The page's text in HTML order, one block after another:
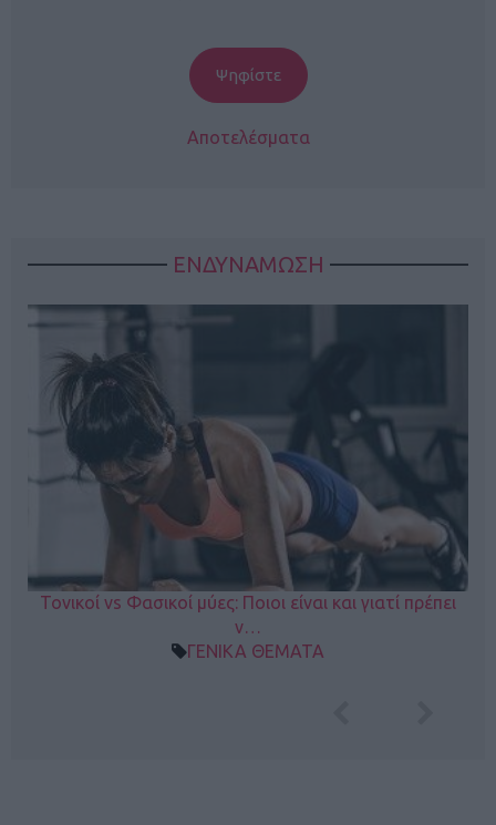
Αποτελέσματα
ΕΝΔΥΝΑΜΩΣΗ
Τονικοί vs Φασικοί μύες: Ποιοι είναι και γιατί πρέπει
ν…
ΓΕΝΙΚΑ ΘΕΜΑΤΑ